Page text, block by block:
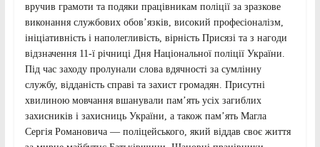
вручив грамоти та подяки працівникам поліції за зразкове
виконання службових обов’язків, високий професіоналізм,
ініціативність і наполегливість, вірність Присязі та з нагоди
відзначення 11-ї річниці Дня Національної поліції України.
Під час заходу пролунали слова вдячності за сумлінну
службу, відданість справі та захист громадян. Присутні
хвилиною мовчання вшанували пам’ять усіх загиблих
захисників і захисниць України, а також пам’ять Магла
Сергія Романовича — поліцейського, який віддав своє життя